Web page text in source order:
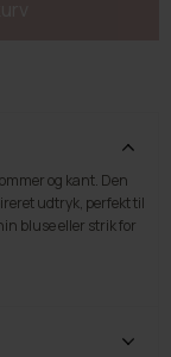
og kant. Den
udtryk, perfekt til
bluse eller strik for